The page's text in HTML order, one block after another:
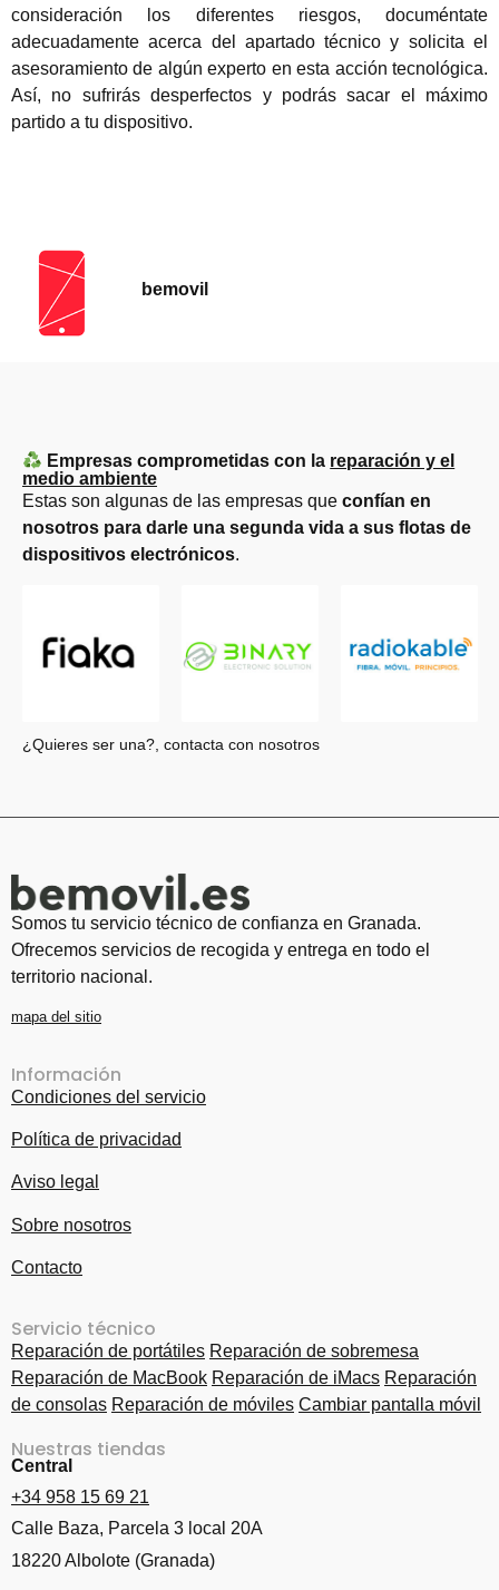
consideración los diferentes riesgos, documéntate
adecuadamente acerca del apartado técnico y solicita el
asesoramiento de algún experto en esta acción tecnológica.
Así, no sufrirás desperfectos y podrás sacar el máximo
partido a tu dispositivo.
bemovil
Empresas comprometidas con la reparación y el
medio ambiente
Estas son algunas de las empresas que confían en
nosotros para darle una segunda vida a sus flotas de
dispositivos electrónicos.
¿Quieres ser una?, contacta con nosotros
Somos tu servicio técnico de confianza en Granada.
Ofrecemos servicios de recogida y entrega en todo el
territorio nacional.
mapa del sitio
Información
Condiciones del servicio
Política de privacidad
Aviso legal
Sobre nosotros
Contacto
Servicio técnico
Reparación de portátiles Reparación de sobremesa
Reparación de MacBook Reparación de iMacs Reparación
de consolas Reparación de móviles Cambiar pantalla móvil
Nuestras tiendas
Central
+34 958 15 69 21
Calle Baza, Parcela 3 local 20A
18220 Albolote (Granada)